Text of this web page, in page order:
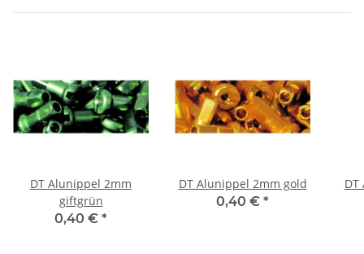
DT Alunippel 2mm
giftgrün
0,40 € *
DT Alunippel 2mm gold
0,40 € *